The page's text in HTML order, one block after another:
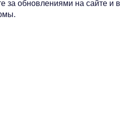
за обновлениями на сайте и в